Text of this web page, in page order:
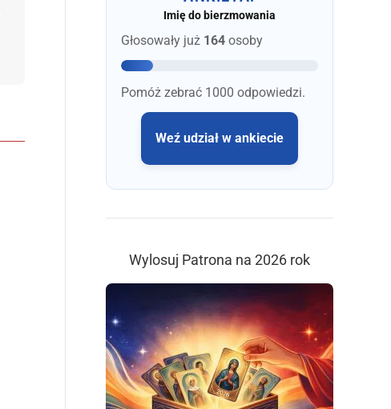
Imię do bierzmowania
Głosowały już 164 osoby
Pomóż zebrać 1000 odpowiedzi.
Weź udział w ankiecie
Wylosuj Patrona na 2026 rok